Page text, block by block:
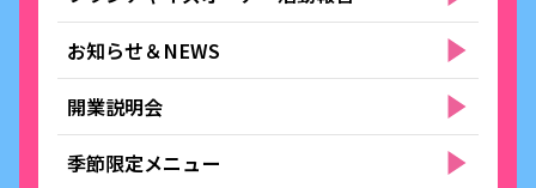
お知らせ＆NEWS
開業説明会
季節限定メニュー